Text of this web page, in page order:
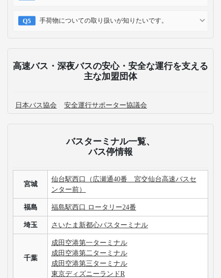
手荷物についての取り扱いが知りたいです。
高速バス・深夜バスの安心・安全な運行を支える
主な加盟団体
日本バス協会 安全運行サポーター協議会
バスターミナル一覧、
バス停情報
宮城
仙台駅西口（広瀬通40番 宮交仙台高速バスセ
ンター前）
福島 福島駅西口 ロータリー24番
埼玉 さいたま新都心バスターミナル
千葉
成田空港第一ターミナル
成田空港第二ターミナル
成田空港第三ターミナル
東京ディズニーランドR